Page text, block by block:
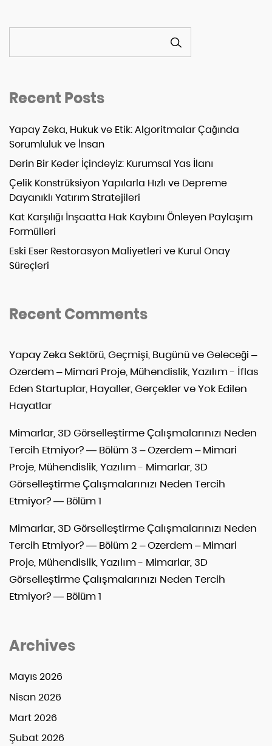
Recent Posts
Yapay Zeka, Hukuk ve Etik: Algoritmalar Çağında
Sorumluluk ve İnsan
Derin Bir Keder İçindeyiz: Kurumsal Yas İlanı
Çelik Konstrüksiyon Yapılarla Hızlı ve Depreme
Dayanıklı Yatırım Stratejileri
Kat Karşılığı İnşaatta Hak Kaybını Önleyen Paylaşım
Formülleri
Eski Eser Restorasyon Maliyetleri ve Kurul Onay
Süreçleri
Recent Comments
Yapay Zeka Sektörü, Geçmişi, Bugünü ve Geleceği –
Ozerdem – Mimari Proje, Mühendislik, Yazılım- İflas
Eden Startuplar, Hayaller, Gerçekler ve Yok Edilen
Hayatlar
Mimarlar, 3D Görselleştirme Çalışmalarınızı Neden
Tercih Etmiyor? — Bölüm 3 – Ozerdem – Mimari
Proje, Mühendislik, Yazılım- Mimarlar, 3D
Görselleştirme Çalışmalarınızı Neden Tercih
Etmiyor? — Bölüm 1
Mimarlar, 3D Görselleştirme Çalışmalarınızı Neden
Tercih Etmiyor? — Bölüm 2 – Ozerdem – Mimari
Proje, Mühendislik, Yazılım- Mimarlar, 3D
Görselleştirme Çalışmalarınızı Neden Tercih
Etmiyor? — Bölüm 1
Archives
Mayıs 2026
Nisan 2026
Mart 2026
Şubat 2026